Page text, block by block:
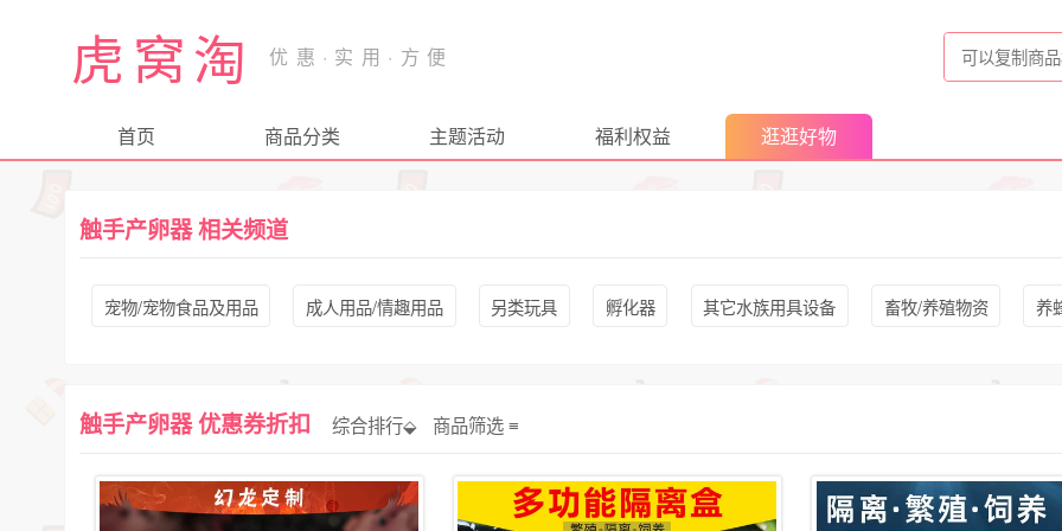
虎窝淘
首页 商品分类 主题活动 福利权益 逛逛好物
触手产卵器 相关频道
宠物/宠物食品及用品 成人用品/情趣用品 另类玩具 孵化器 其它水族用具设备 畜牧/养殖物资 养
触手产卵器 优惠券折扣 综合排行⬙ 商品筛选